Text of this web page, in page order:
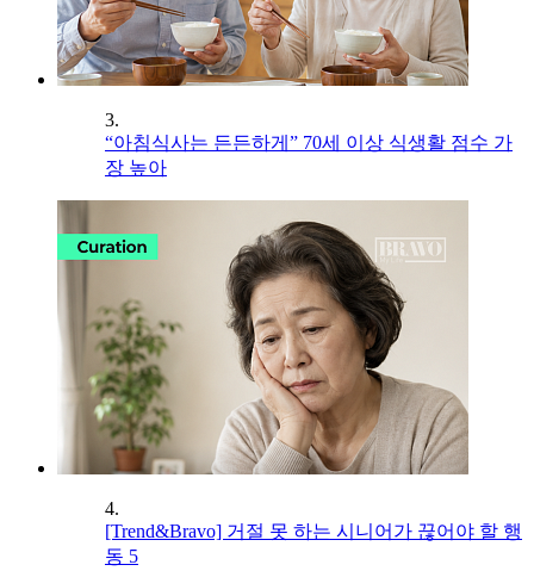
3.
“아침식사는 든든하게” 70세 이상 식생활 점수 가
장 높아
4.
[Trend&Bravo] 거절 못 하는 시니어가 끊어야 할 행
동 5